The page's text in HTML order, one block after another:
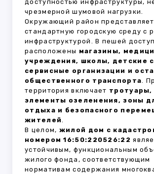
доступностью инфраструктуры,
чрезмерной шумовой нагрузки.
Окружающий район
стандартную городскую среду с
инфраструктурой. В пешей
расположены магазины,
учреждения, школы, детские
сервисные организации и
общественного транспорта.
территория включает тротуары,
элементы озеленения, зоны
отдыха и безопасного
жителей.
В целом, жилой дом с
номером 16:50:220526:22
устойчивым, функциональным
жилого фонда, соответствующим
нормативам содержания